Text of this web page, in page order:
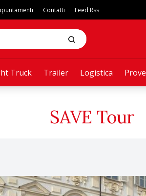
Truck Trailer Logistica Prove
Contatti Feed Rss
SAVE Tour